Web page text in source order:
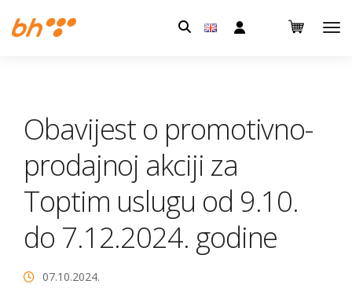
Pretraga:
Obavijest o promotivno-
prodajnoj akciji za
Toptim uslugu od 9.10.
do 7.12.2024. godine
07.10.2024.